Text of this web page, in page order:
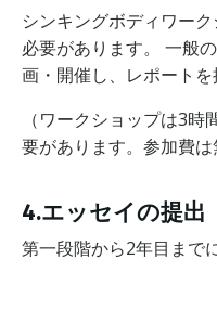
シンキングボディワー
必要があります。 一般
画・開催し、レポートを
（ワークショップは3
要があります。参加費は
4.エッセイの提出
第一段階から2年目まで